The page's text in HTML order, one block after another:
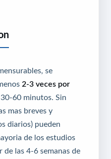
se
2-3 veces por
30-60 minutos. Sin
mas breves y
diarios) pueden
de los estudios
las 4-6 semanas de